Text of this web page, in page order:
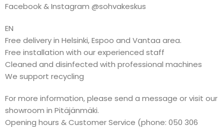
Facebook & Instagram @sohvakeskus
EN
Free delivery in Helsinki, Espoo and Vantaa area.
Free installation with our experienced staff
Cleaned and disinfected with professional machines
We support recycling
For more information, please send a message or visit our
showroom in Pitäjänmäki.
Opening hours & Customer Service (phone: 050 306